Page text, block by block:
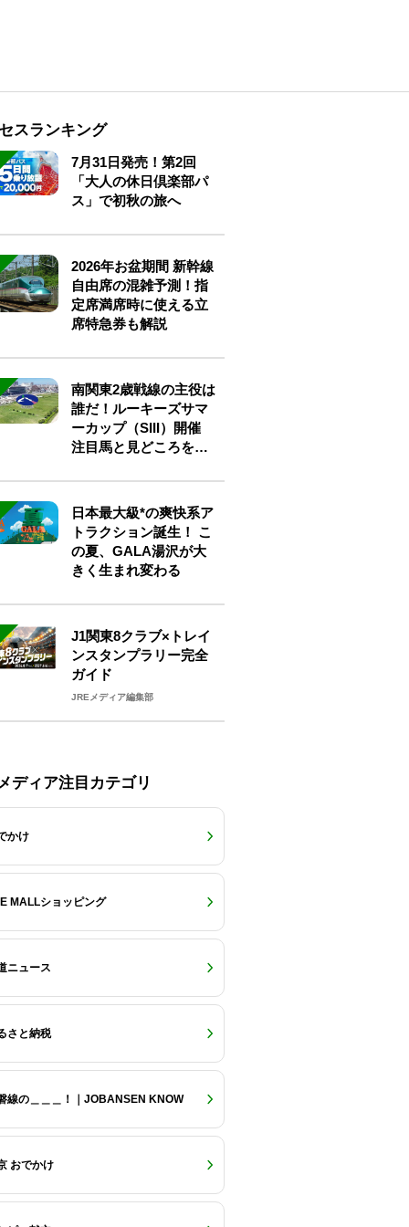
スランキング
7月31日発売！第2回
「大人の休日倶楽部パ
ス」で初秋の旅へ
2026年お盆期間 新幹線
自由席の混雑予測！指
定席満席時に使える立
席特急券も解説
南関東2歳戦線の主役は
誰だ！ルーキーズサマ
ーカップ（SIII）開催
注目馬と見どころをチ
日本最大級*の爽快系ア
トラクション誕生！ こ
の夏、GALA湯沢が大
きく生まれ変わる
J1関東8クラブ×トレイ
ンスタンプラリー完全
ガイド
JREメディア編集部
ディア注目カテゴリ
かけ
MALLショッピング
ニュース
さと納税
線の＿＿＿！｜JOBANSEN KNOW
おでかけ